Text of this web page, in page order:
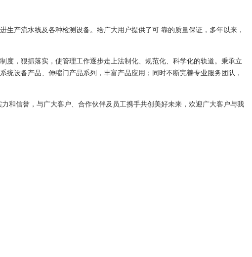
生产流水线及各种检测设备。给广大用户提供了可 靠的质量保证，多年以来，
，狠抓落实，使管理工作逐步走上法制化、规范化、科学化的轨道。秉承立
设备产品、伸缩门产品系列，丰富产品应用；同时不断完善专业服务团队，
和信誉，与广大客户、合作伙伴及员工携手共创美好未来，欢迎广大客户与我